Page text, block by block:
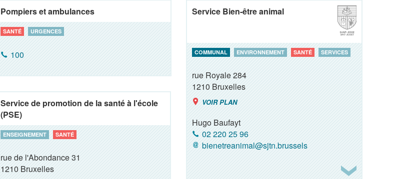
Pompiers et ambulances
SANTÉ URGENCES
100
Service Bien-être animal
COMMUNAL ENVIRONNEMENT SANTÉ SERVICES
rue Royale 284
1210Bruxelles
VOIR PLAN
Hugo Baufayt
02 220 25 96
bienetreanimal@sjtn.brussels
Service de promotion de la santé à l'école
(PSE)
ENSEIGNEMENT SANTÉ
rue de l'Abondance 31
1210Bruxelles